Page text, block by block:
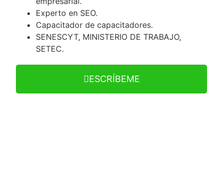
Experto en SEO.
Capacitador de capacitadores.
SENESCYT, MINISTERIO DE TRABAJO,
SETEC.
ESCRÍBEME